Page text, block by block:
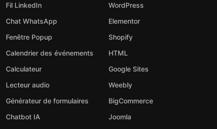
Fil LinkedIn
Chat WhatsApp
Fenêtre Popup
Calendrier des événements
Calculateur
Lecteur audio
Générateur de formulaires
Chatbot IA
WordPress
Elementor
Shopify
HTML
Google Sites
Weebly
BigCommerce
Joomla